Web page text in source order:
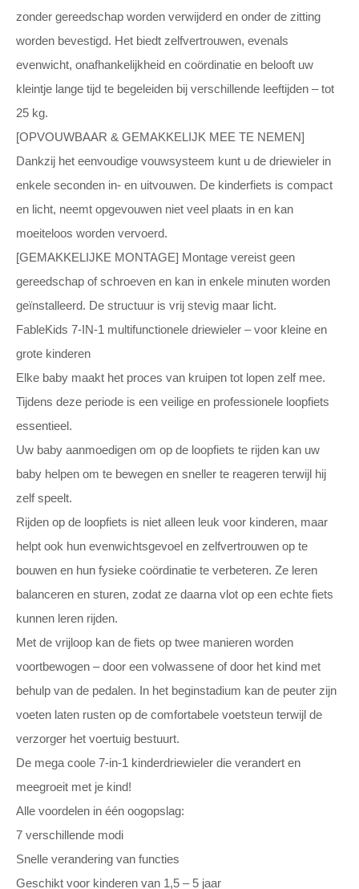
zonder gereedschap worden verwijderd en onder de zitting
worden bevestigd. Het biedt zelfvertrouwen, evenals
evenwicht, onafhankelijkheid en coördinatie en belooft uw
kleintje lange tijd te begeleiden bij verschillende leeftijden – tot
25 kg.
[OPVOUWBAAR & GEMAKKELIJK MEE TE NEMEN]
Dankzij het eenvoudige vouwsysteem kunt u de driewieler in
enkele seconden in- en uitvouwen. De kinderfiets is compact
en licht, neemt opgevouwen niet veel plaats in en kan
moeiteloos worden vervoerd.
[GEMAKKELIJKE MONTAGE] Montage vereist geen
gereedschap of schroeven en kan in enkele minuten worden
geïnstalleerd. De structuur is vrij stevig maar licht.
FableKids 7-IN-1 multifunctionele driewieler – voor kleine en
grote kinderen
Elke baby maakt het proces van kruipen tot lopen zelf mee.
Tijdens deze periode is een veilige en professionele loopfiets
essentieel.
Uw baby aanmoedigen om op de loopfiets te rijden kan uw
baby helpen om te bewegen en sneller te reageren terwijl hij
zelf speelt.
Rijden op de loopfiets is niet alleen leuk voor kinderen, maar
helpt ook hun evenwichtsgevoel en zelfvertrouwen op te
bouwen en hun fysieke coördinatie te verbeteren. Ze leren
balanceren en sturen, zodat ze daarna vlot op een echte fiets
kunnen leren rijden.
Met de vrijloop kan de fiets op twee manieren worden
voortbewogen – door een volwassene of door het kind met
behulp van de pedalen. In het beginstadium kan de peuter zijn
voeten laten rusten op de comfortabele voetsteun terwijl de
verzorger het voertuig bestuurt.
De mega coole 7-in-1 kinderdriewieler die verandert en
meegroeit met je kind!
Alle voordelen in één oogopslag:
7 verschillende modi
Snelle verandering van functies
Geschikt voor kinderen van 1,5 – 5 jaar